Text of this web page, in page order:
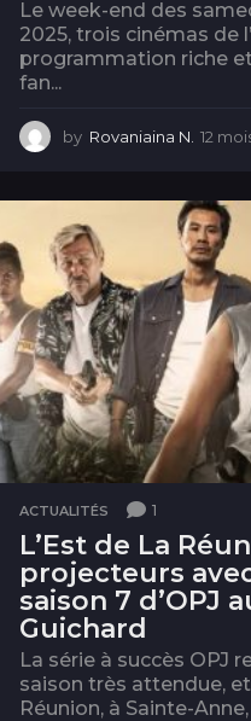
Le week-end des
2025, trois cinémas de
programmation riche
fan...
by Rovaniaina N. 12
ACTUALITÉS 1
L’Est de La
projecteurs
saison 7 d’OPJ
Guichard
La série à succès OPJ
saison très attendue, et
Réunion, à Sainte-